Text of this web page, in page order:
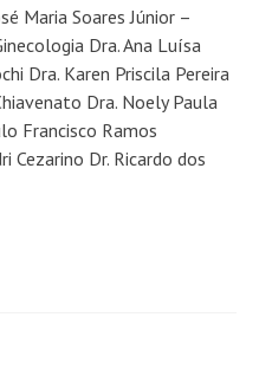
Maria Soares Júnior –
Dra. Ana Luísa
Dra. Karen Priscila Pereira
Dra. Noely Paula
Francisco Ramos
Cezarino Dr. Ricardo dos